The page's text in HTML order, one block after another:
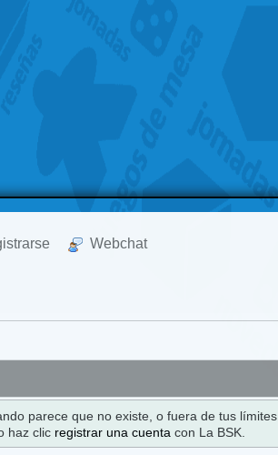
Webchat
parece que no existe, o fuera de tus límites.
haz clic registrar una cuenta con La BSK.